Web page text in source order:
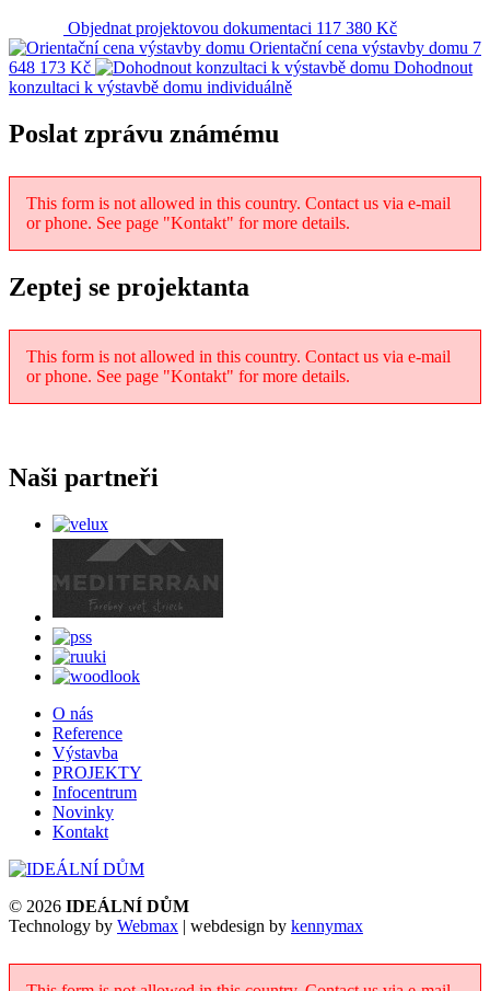
Objednat projektovou dokumentaci 117 380 Kč
Orientační cena výstavby domu 7
648 173 Kč
Dohodnout
konzultaci k výstavbě domu individuálně
Poslat zprávu známému
This form is not allowed in this country. Contact us via e-mail
or phone. See page "Kontakt" for more details.
Zeptej se projektanta
This form is not allowed in this country. Contact us via e-mail
or phone. See page "Kontakt" for more details.
Naši partneři
O nás
Reference
Výstavba
PROJEKTY
Infocentrum
Novinky
Kontakt
© 2026 IDEÁLNÍ DŮM
Technology by Webmax | webdesign by kennymax